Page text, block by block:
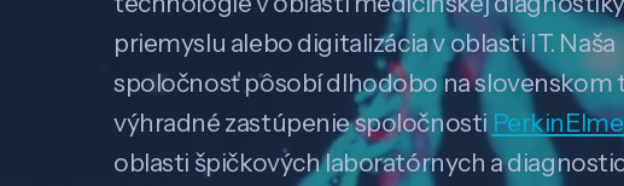
priemyslu alebo digitalizácia v oblasti IT. Naša
spoločnosť pôsobí dlhodobo na slovenskom
výhradné zastúpenie spoločnosti
oblasti špičkových laboratórnych a